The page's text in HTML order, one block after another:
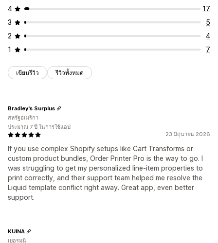
4
17
3
5
2
4
1
7
เขียนรีวิว รีวิวทั้งหมด
23 มิถุนายน 2026
If you use complex Shopify setups like Cart Transforms or
custom product bundles, Order Printer Pro is the way to go. I
was struggling to get my personalized line-item properties to
print correctly, and their support team helped me resolve the
Liquid template conflict right away. Great app, even better
support.
Bradley's Surplus
สหรัฐอเมริกา
ประมาณ 7 ปี ในการใช้แอป
KUINA
เยอรมนี